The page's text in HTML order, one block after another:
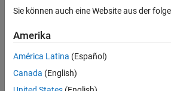
Library
Ports
Extended Capabilities
Version History
Description
Sie können auch eine Website aus der
Amerika
América Latina (Español)
Canada (English)